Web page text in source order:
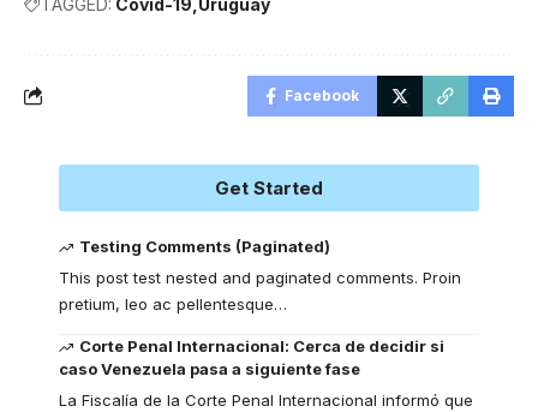
Facebook
Get Started
Testing Comments (Paginated)
This post test nested and paginated comments. Proin
pretium, leo ac pellentesque…
Corte Penal Internacional: Cerca de decidir si
caso Venezuela pasa a siguiente fase
La Fiscalía de la Corte Penal Internacional informó que